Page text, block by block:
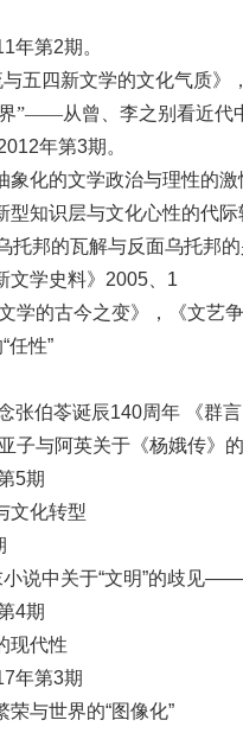
年第2期。
五四新文学的文化气质》
”——从曾、李之别看近代
年第3期。
化的文学政治与理性的激
型知识层与文化心性的代
邦的瓦解与反面乌托邦
文学史料》 2005、1
学的古今之变》，《文艺
“任性”
张伯苓诞辰140周年
《群
子与阿英关于《杨娥传》
5期
文化转型
说中关于“文明”的歧见——
4期
现代性
年第3期
荣与世界的“图像化”